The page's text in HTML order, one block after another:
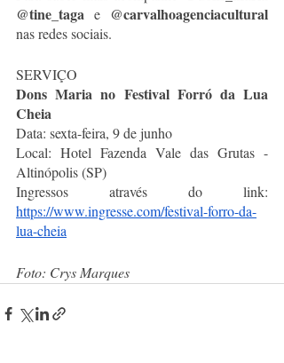
@tine_taga e @carvalhoagenciacultural
nas redes sociais.
SERVIÇO
Dons Maria no Festival Forró da Lua
Cheia
Data: sexta-feira, 9 de junho
Local: Hotel Fazenda Vale das Grutas -
Altinópolis (SP)
Ingressos através do link:
https://www.ingresse.com/festival-forro-da-
lua-cheia
Foto: Crys Marques